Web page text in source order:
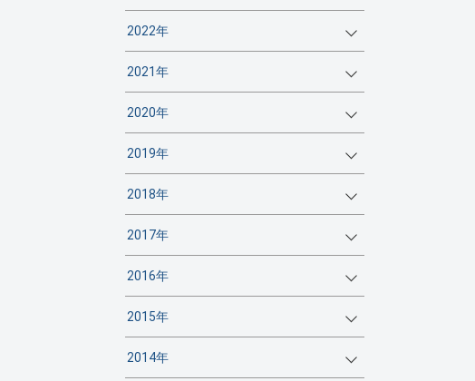
2022年
2021年
2020年
2019年
2018年
2017年
2016年
2015年
2014年